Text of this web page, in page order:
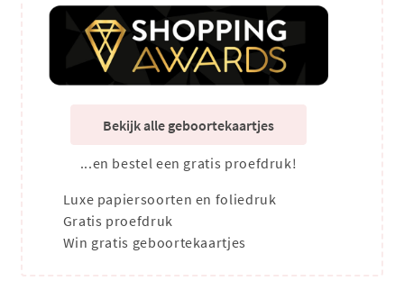
Bekijk alle geboortekaartjes
...en bestel een gratis proefdruk!
Luxe papiersoorten en foliedruk
Gratis proefdruk
Win gratis geboortekaartjes